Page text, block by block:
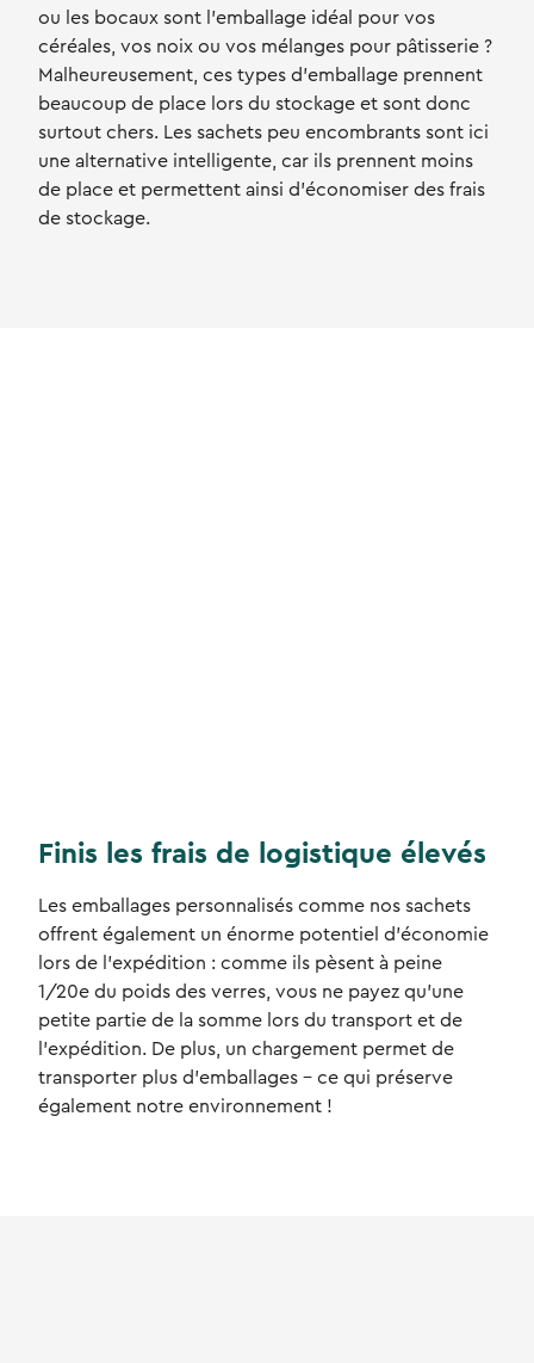
ou les bocaux sont l'emballage idéal pour vos
céréales, vos noix ou vos mélanges pour pâtisserie ?
Malheureusement, ces types d'emballage prennent
beaucoup de place lors du stockage et sont donc
surtout chers. Les sachets peu encombrants sont ici
une alternative intelligente, car ils prennent moins
de place et permettent ainsi d'économiser des frais
de stockage.
Finis les frais de logistique élevés
Les emballages personnalisés comme nos sachets
offrent également un énorme potentiel d'économie
lors de l'expédition : comme ils pèsent à peine
1/20e du poids des verres, vous ne payez qu'une
petite partie de la somme lors du transport et de
l'expédition. De plus, un chargement permet de
transporter plus d'emballages - ce qui préserve
également notre environnement !